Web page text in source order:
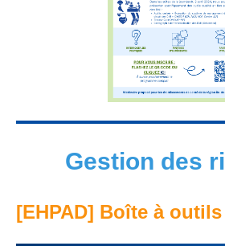
Gestion des
[EHPAD] Boîte à